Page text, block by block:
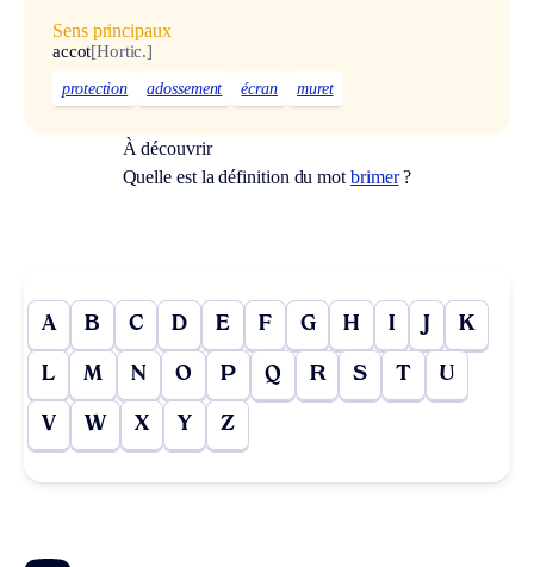
Sens principaux
accot[Hortic.]
protection adossement écran muret
À découvrir
Quelle est la définition du motbrimer?
A B C D E F G H I J K
L M N O P Q R S T U
V W X Y Z